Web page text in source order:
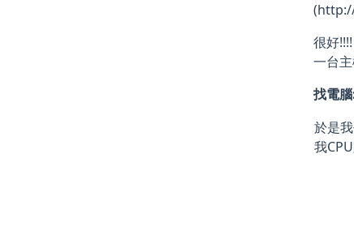
很好
一台
找電
於是
我